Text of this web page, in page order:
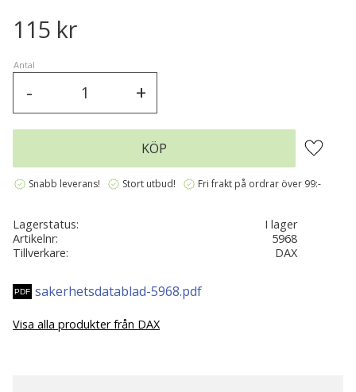
115 kr
Antal
+
-
KÖP Lägg till
verified Snabb leverans! verified Stort utbud! verified Fri frakt på ordrar över 99:-
Lagerstatus
I lager
Artikelnr
5968
Tillverkare
DAX
sakerhetsdatablad-5968.pdf
Visa alla produkter från DAX